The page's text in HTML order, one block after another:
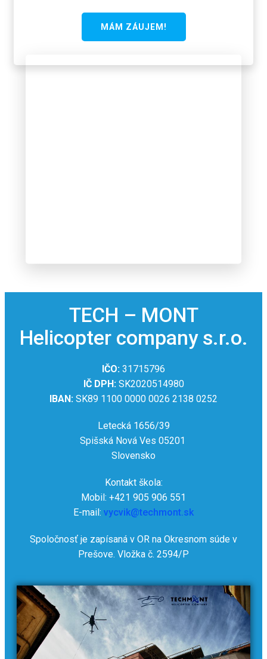
MÁM ZÁUJEM!
TECH – MONT
Helicopter company s.r.o.
IČO: 31715796
IČ DPH:SK2020514980
IBAN: SK89 1100 0000 0026 2138 0252
Letecká 1656/39
Spišská Nová Ves 05201
Slovensko
Kontakt škola:
Mobil: +421 905 906 551
E-mail: vycvik@techmont.sk
Spoločnosť je zapísaná v OR na Okresnom súde v
Prešove. Vložka č. 2594/P